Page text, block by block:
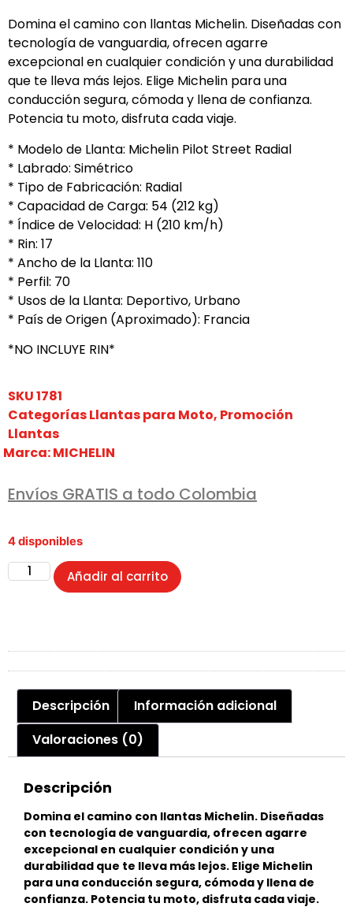
Domina el camino con llantas Michelin. Diseñadas con
tecnología de vanguardia, ofrecen agarre
excepcional en cualquier condición y una durabilidad
que te lleva más lejos. Elige Michelin para una
conducción segura, cómoda y llena de confianza.
Potencia tu moto, disfruta cada viaje.
* Modelo de Llanta: Michelin Pilot Street Radial
* Labrado: Simétrico
* Tipo de Fabricación: Radial
* Capacidad de Carga: 54 (212 kg)
* Índice de Velocidad: H (210 km/h)
* Rin: 17
* Ancho de la Llanta: 110
* Perfil: 70
* Usos de la Llanta: Deportivo, Urbano
* País de Origen (Aproximado): Francia
*NO INCLUYE RIN*
SKU1781
CategoríasLlantas para Moto, Promoción
Llantas
Marca:MICHELIN
Envíos GRATIS a todo Colombia
4 disponibles
Añadir al carrito
Descripción
Información adicional
Valoraciones (0)
Descripción
Domina el camino con llantas Michelin. Diseñadas
con tecnología de vanguardia, ofrecen agarre
excepcional en cualquier condición y una
durabilidad que te lleva más lejos. Elige Michelin
para una conducción segura, cómoda y llena de
confianza. Potencia tu moto, disfruta cada viaje.